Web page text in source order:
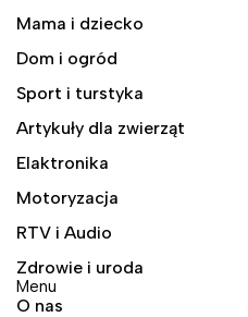
Mama i dziecko
Dom i ogród
Sport i turstyka
Artykuły dla zwierząt
Elaktronika
Motoryzacja
RTV i Audio
Zdrowie i uroda
Menu
O nas